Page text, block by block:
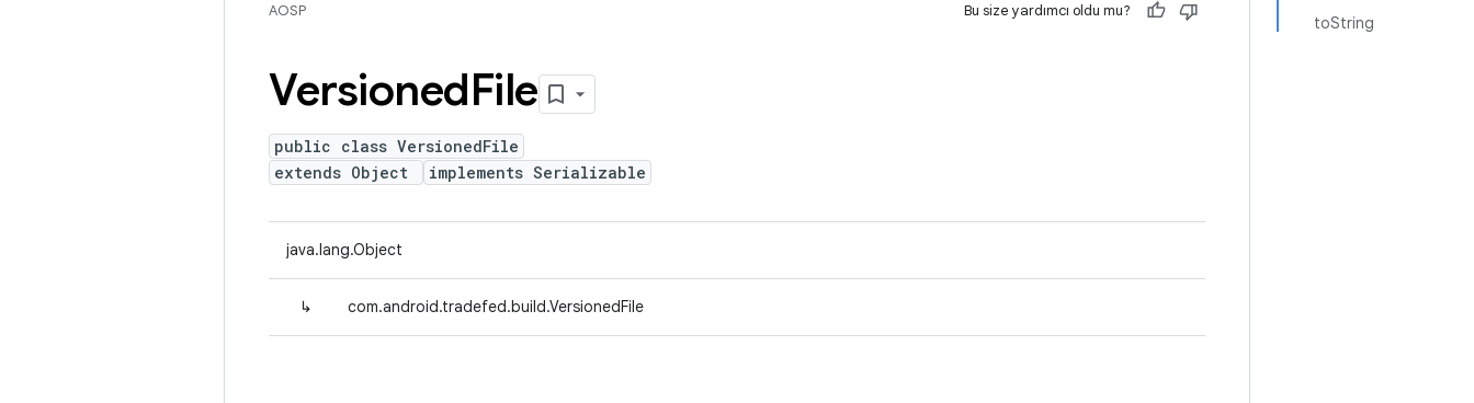
toString
AOSP Bu size yardımcı oldu mu?
VersionedFile
public class VersionedFile
extends Object
implements Serializable
java.lang.Object
↳ com.android.tradefed.build.VersionedFile